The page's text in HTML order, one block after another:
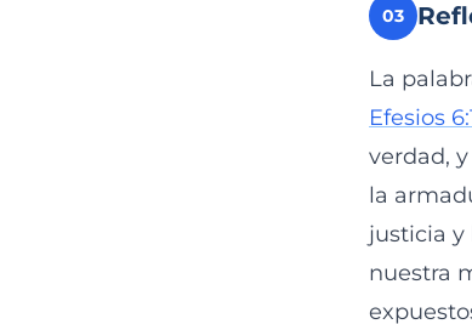
03
La
Efesios
verdad,
la
justicia y
nuestra